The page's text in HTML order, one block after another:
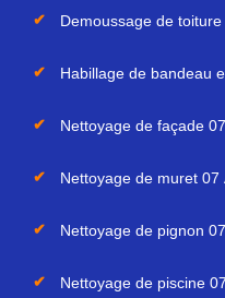
Demoussage de
Habillage de bandeau
Nettoyage de façade
Nettoyage de muret 07
Nettoyage de pignon
Nettoyage de piscine